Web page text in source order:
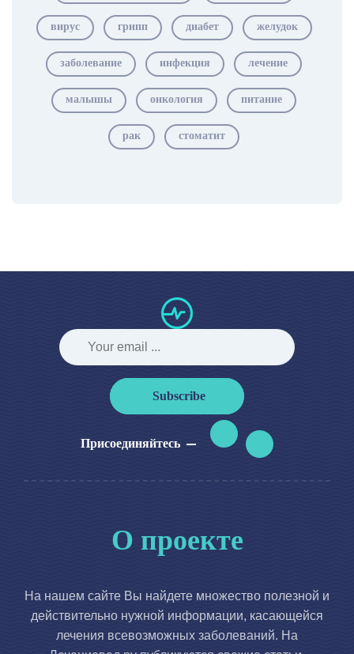
вирус грипп диабет желудок
заболевание инфекция лечение
малышы онкология питание
рак стоматит
Subscribe
Присоединяйтесь
О проекте
На нашем сайте Вы найдете множество полезной и
действительно нужной информации, касающейся
лечения всевозможных заболеваний. На